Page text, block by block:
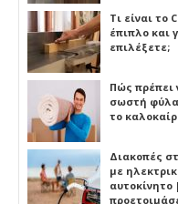
Τι είναι το
έπιπλο και
επιλέξετε;
Πώς πρέπει
σωστή
το
Διακοπές
με